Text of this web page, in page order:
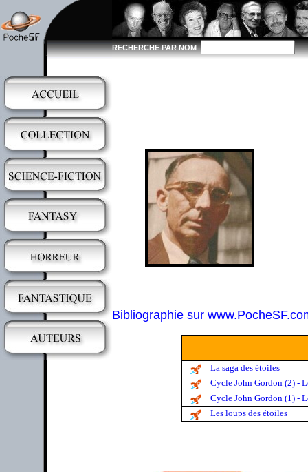
RECHERCHE PAR NOM
Bibliographie sur
La saga des étoiles
Cycle John Gordon (2) -
Cycle John Gordon (1) -
Les loups des étoiles